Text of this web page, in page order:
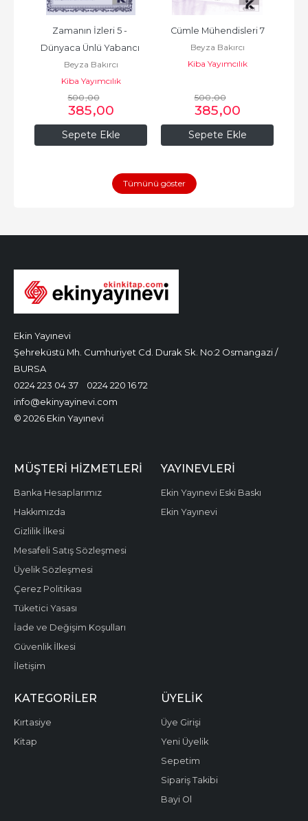
Sepete Ekle
Zamanın İzleri 5 -
Dünyaca Ünlü Yabancı
Yazarlar
Beyza Bakırcı
Kiba Yayımcılık
500,00
385,00
Sepete Ekle
Cümle Mühendisleri 7
Beyza Bakırcı
Kiba Yayımcılık
500,00
385,00
Tümünü göster
Ekin Yayınevi
Şehreküstü Mh. Cumhuriyet Cd. Durak Sk. No:2 Osmangazi /
BURSA
0224 223 04 37
0224 220 16 72
info@ekinyayinevi.com
© 2026 Ekin Yayınevi
MÜŞTERI HIZMETLERI
Banka Hesaplarımız
Hakkımızda
Gizlilik İlkesi
Mesafeli Satış Sözleşmesi
Üyelik Sözleşmesi
Çerez Politikası
Tüketici Yasası
İade ve Değişim Koşulları
Güvenlik İlkesi
İletişim
YAYINEVLERI
Ekin Yayınevi Eski Baskı
Ekin Yayınevi
KATEGORILER
Kırtasiye
Kitap
ÜYELIK
Üye Girişi
Yeni Üyelik
Sepetim
Sipariş Takibi
Bayi Ol